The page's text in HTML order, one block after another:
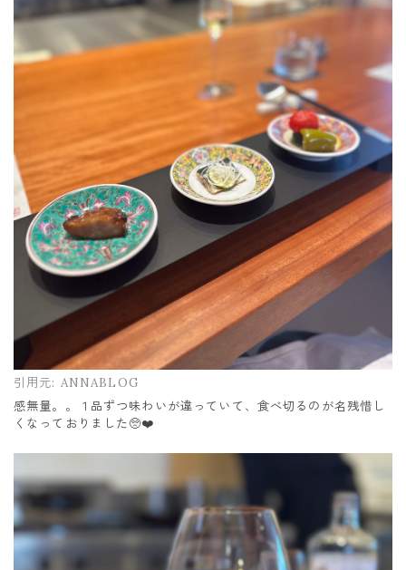
引用元: ANNABLOG
感無量。。１品ずつ味わいが違っていて、食べ切るのが名残惜し
くなっておりました🥺❤️